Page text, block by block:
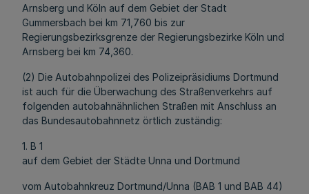
Arnsberg und Köln auf dem Gebiet der Stadt
Gummersbach bei km 71,760 bis zur
Regierungsbezirksgrenze der Regierungsbezirke Köln und
Arnsberg bei km 74,360.
(2) Die Autobahnpolizei des Polizeipräsidiums Dortmund
ist auch für die Überwachung des Straßenverkehrs auf
folgenden autobahnähnlichen Straßen mit Anschluss an
das Bundesautobahnnetz örtlich zuständig:
1. B 1
auf dem Gebiet der Städte Unna und Dortmund
vom Autobahnkreuz Dortmund/Unna (BAB 1 und BAB 44)